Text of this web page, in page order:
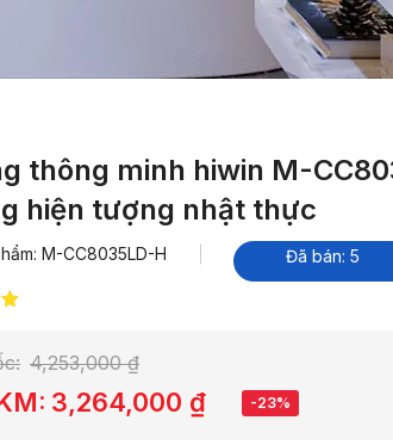
thông minh hiwin M-
hiện tượng nhật thực
M-CC8035LD-H Đã bán: 5
4,253,000₫
3,264,000 ₫ -23%